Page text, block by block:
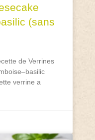
(sans
de Verrines
verrine a